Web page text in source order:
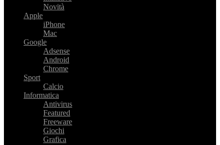
Novità
Apple
iPhone
Mac
Google
Adsense
Android
Chrome
Sport
Calcio
Informatica
Antivirus
Featured
Freeware
Giochi
Grafica